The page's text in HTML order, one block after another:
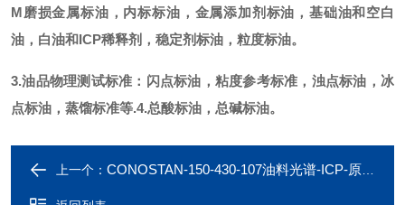
M磨损金属标油，内标标油，金属添加剂标油，基础油和空白
油，白油和ICP稀释剂，稳定剂标油，粒度标油。
3.油品物理测试标准：闪点标油，粘度参考标准，浊点标油，冰
点标油，蒸馏标准等.4.总酸标油，总碱标油。
上一个： CONOSTAN-150-430-107油料光谱-ICP-原子发射光谱-异辛烷中的硫标